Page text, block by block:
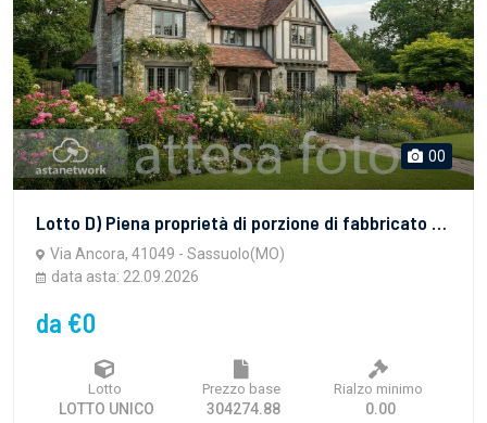
00
Lotto D) Piena proprietà di porzione di fabbricato ad uso commerciale in corso di costruzione a Sassuolo (MO), via Ancora snc.
Via Ancora, 41049 - Sassuolo(MO)
data asta: 22.09.2026
da €0
Lotto
LOTTO UNICO
Prezzo base
304274.88
Rialzo minimo
0.00